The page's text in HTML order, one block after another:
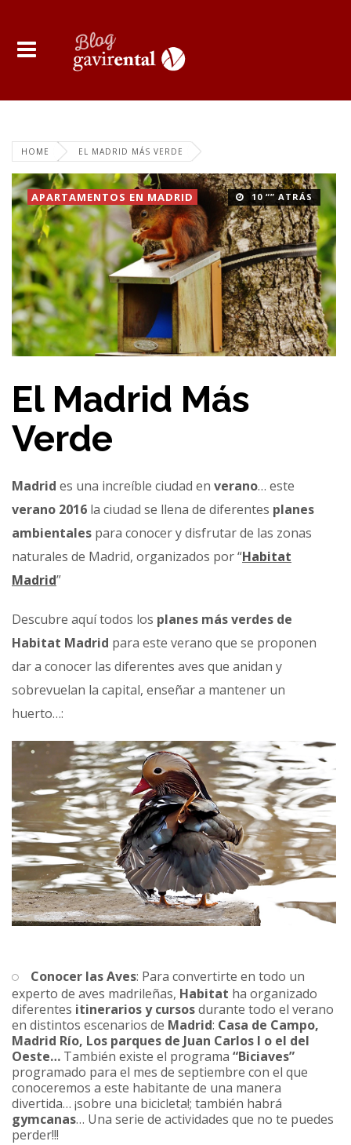
HOME EL MADRID MÁS VERDE
10 “” ATRÁS
APARTAMENTOS EN MADRID
El Madrid Más
Verde
Madrid es una increíble ciudad en verano… este
verano 2016 la ciudad se llena de diferentes planes
ambientales para conocer y disfrutar de las zonas
naturales de Madrid, organizados por “Habitat
Madrid”
Descubre aquí todos los planes más verdes de
Habitat Madrid para este verano que se proponen
dar a conocer las diferentes aves que anidan y
sobrevuelan la capital, enseñar a mantener un
huerto…:
Conocer las Aves: Para convertirte en todo un
experto de aves madrileñas, Habitat ha organizado
diferentes itinerarios y cursosdurante todo el verano
en distintos escenarios de Madrid: Casa de Campo,
Madrid Río, Los parques de Juan Carlos I o el del
Oeste… También existe el programa “Biciaves”
programado para el mes de septiembre con el que
conoceremos a este habitante de una manera
divertida… ¡sobre una bicicleta!; también habrá
gymcanas… Una serie de actividades que no te puedes
perder!!!